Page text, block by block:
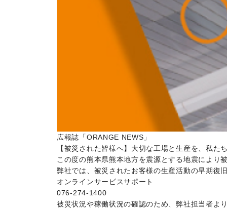
広報誌「ORANGE NEWS」
【被災された皆様へ】大切な工場と生産を、私た
この度の熊本県熊本地方を震源とする地震により
弊社では、被災されたお客様の生産活動の早期復
オンラインサービスサポート
076-274-1400
被災状況や稼働状況の確認のため、弊社担当者よ